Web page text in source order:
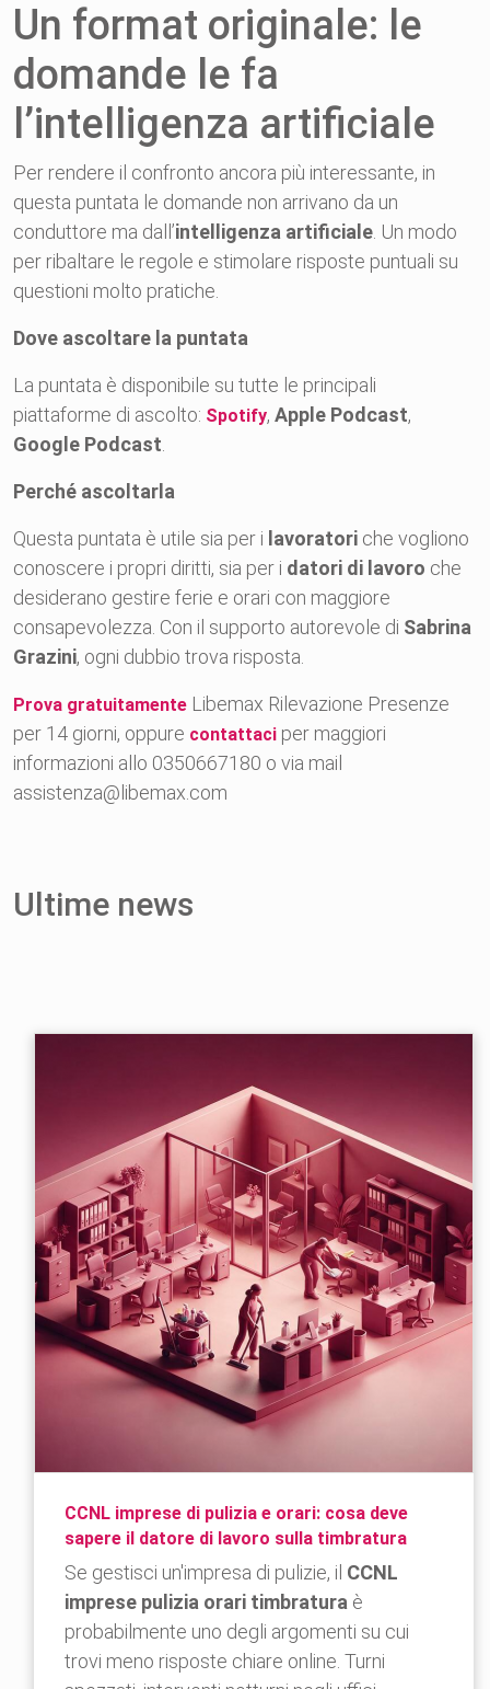
Un format originale: le
domande le fa
l’intelligenza artificiale
Per rendere il confronto ancora più interessante, in
questa puntata le domande non arrivano da un
conduttore ma dall’intelligenza artificiale . Un modo
per ribaltare le regole e stimolare risposte puntuali su
questioni molto pratiche.
Dove ascoltare la puntata
La puntata è disponibile su tutte le principali
piattaforme di ascolto: Spotify, Apple Podcast,
Google Podcast
Perché ascoltarla
Questa puntata è utile sia per i lavoratori che vogliono
conoscere i propri diritti, sia per i datori di lavoro che
desiderano gestire ferie e orari con maggiore
consapevolezza. Con il supporto autorevole di Sabrina
Grazini, ogni dubbio trova risposta.
Prova gratuitamente Libemax Rilevazione Presenze
per 14 giorni, oppure contattaci per maggiori
informazioni allo 0350667180 o via mail
assistenza@libemax.com
Ultime news
CCNL imprese di pulizia e orari: cosa deve
sapere il datore di lavoro sulla timbratura
Se gestisci un'impresa di pulizie, il CCNL
imprese pulizia orari timbratura è
probabilmente uno degli argomenti su cui
trovi meno risposte chiare online. Turni